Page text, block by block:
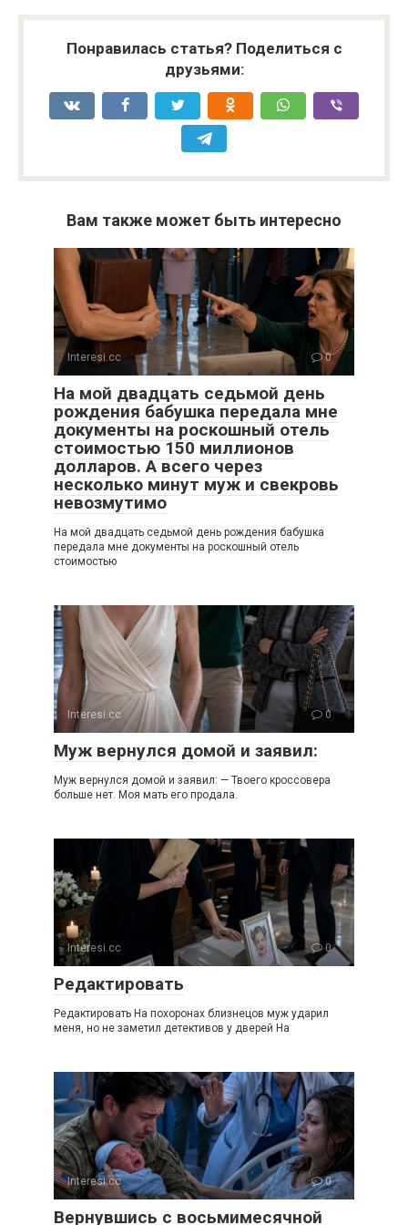
Понравилась статья? Поделиться с
друзьями:
Вам также может быть интересно
Interesi.cc 0
На мой двадцать седьмой день
рождения бабушка передала мне
документы на роскошный отель
стоимостью 150 миллионов
долларов. А всего через
несколько минут муж и свекровь
невозмутимо
На мой двадцать седьмой день рождения бабушка
передала мне документы на роскошный отель
стоимостью
Interesi.cc 0
Муж вернулся домой и заявил:
Муж вернулся домой и заявил: — Твоего кроссовера
больше нет. Моя мать его продала.
Interesi.cc 0
Редактировать
Редактировать На похоронах близнецов муж ударил
меня, но не заметил детективов у дверей На
Interesi.cc 0
Вернувшись с восьмимесячной